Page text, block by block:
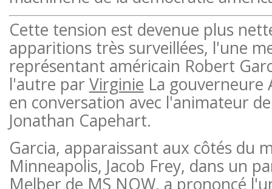
Cette tension est devenue plus
apparitions très surveillées, l'une
représentant américain Robert
l'autre par Virginie La gouverneure
en conversation avec l'animateur
Jonathan Capehart.
Garcia, apparaissant aux côtés du
Minneapolis, Jacob Frey, dans un
Melber de MS NOW, a prononcé